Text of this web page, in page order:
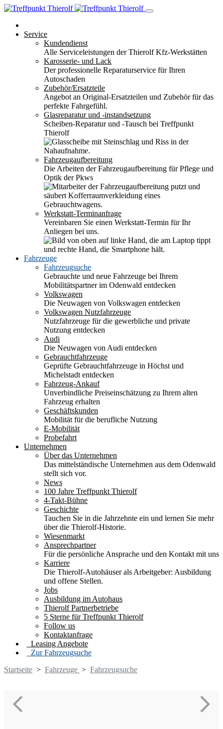
Service
Kundendienst
Alle Serviceleistungen der Thierolf Kfz-Werkstätten
Karosserie- und Lack
Der professionelle Reparaturservice für Ihren
Autoschaden
Zubehör/Ersatzteile
Angebot an Original-Ersatzteilen und Zubehör für das
perfekte Fahrgefühl.
Glasreparatur und -instandsetzung
Scheiben-Reparatur und -Tausch bei Treffpunkt
Thierolf
Fahrzeugaufbereitung
Die Arbeiten der Fahrzeugaufbereitung für Pflege und
Optik der Pkws
Werkstatt-Terminanfrage
Vereinbaren Sie einen Werkstatt-Termin für Ihr
Anliegen bei uns.
Fahrzeuge
Fahrzeugsuche
Gebrauchte und neue Fahrzeuge bei Ihrem
Mobilitätspartner im Odenwald entdecken
Volkswagen
Die Neuwagen von Volkswagen entdecken
Volkswagen Nutzfahrzeuge
Nutzfahrzeuge für die gewerbliche und private
Nutzung entdecken
Audi
Die Neuwagen von Audi entdecken
Gebrauchtfahrzeuge
Geprüfte Gebrauchtfahrzeuge in Höchst und
Michelstadt entdecken
Fahrzeug-Ankauf
Unverbindliche Preiseinschätzung zu Ihrem alten
Fahrzeug erhalten
Geschäftskunden
Mobilität für die berufliche Nutzung
E-Mobilität
Probefahrt
Unternehmen
Über das Unternehmen
Das mittelständische Unternehmen aus dem Odenwald
stellt sich vor.
News
100 Jahre Treffpunkt Thierolf
4-Takt-Bühne
Geschichte
Tauchen Sie in die Jahrzehnte ein und lernen Sie mehr
über die Thierolf-Historie.
Wiesenmarkt
Ansprechpartner
Für die persönliche Ansprache und den Kontakt mit uns
Karriere
Die Thierolf-Autohäuser als Arbeitgeber: Ausbildung
und offene Stellen.
Jobs
Ausbildung im Autohaus
Thierolf Partnerbetriebe
5 Sterne für Treffpunkt Thierolf
Follow us
Kontaktanfrage
Leasing Angebote
Zur Fahrzeugsuche
Startseite > Fahrzeuge > Fahrzeugsuche